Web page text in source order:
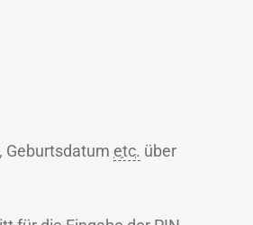
Geburtsdatum etc. über